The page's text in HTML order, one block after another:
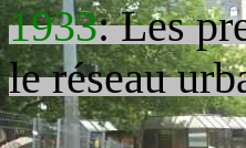
1933: Les
le réseau